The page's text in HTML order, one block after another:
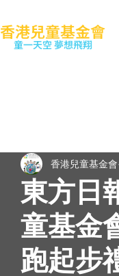
童一天空 夢想飛翔
香港兒童基金會
東方日
童基金
跑起步
香港兒童基金會